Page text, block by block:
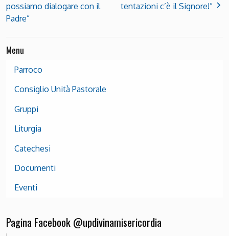
possiamo dialogare con il
Padre”
tentazioni c’è il Signore!”
Menu
Parroco
Consiglio Unità Pastorale
Gruppi
Liturgia
Catechesi
Documenti
Eventi
Pagina Facebook @updivinamisericordia